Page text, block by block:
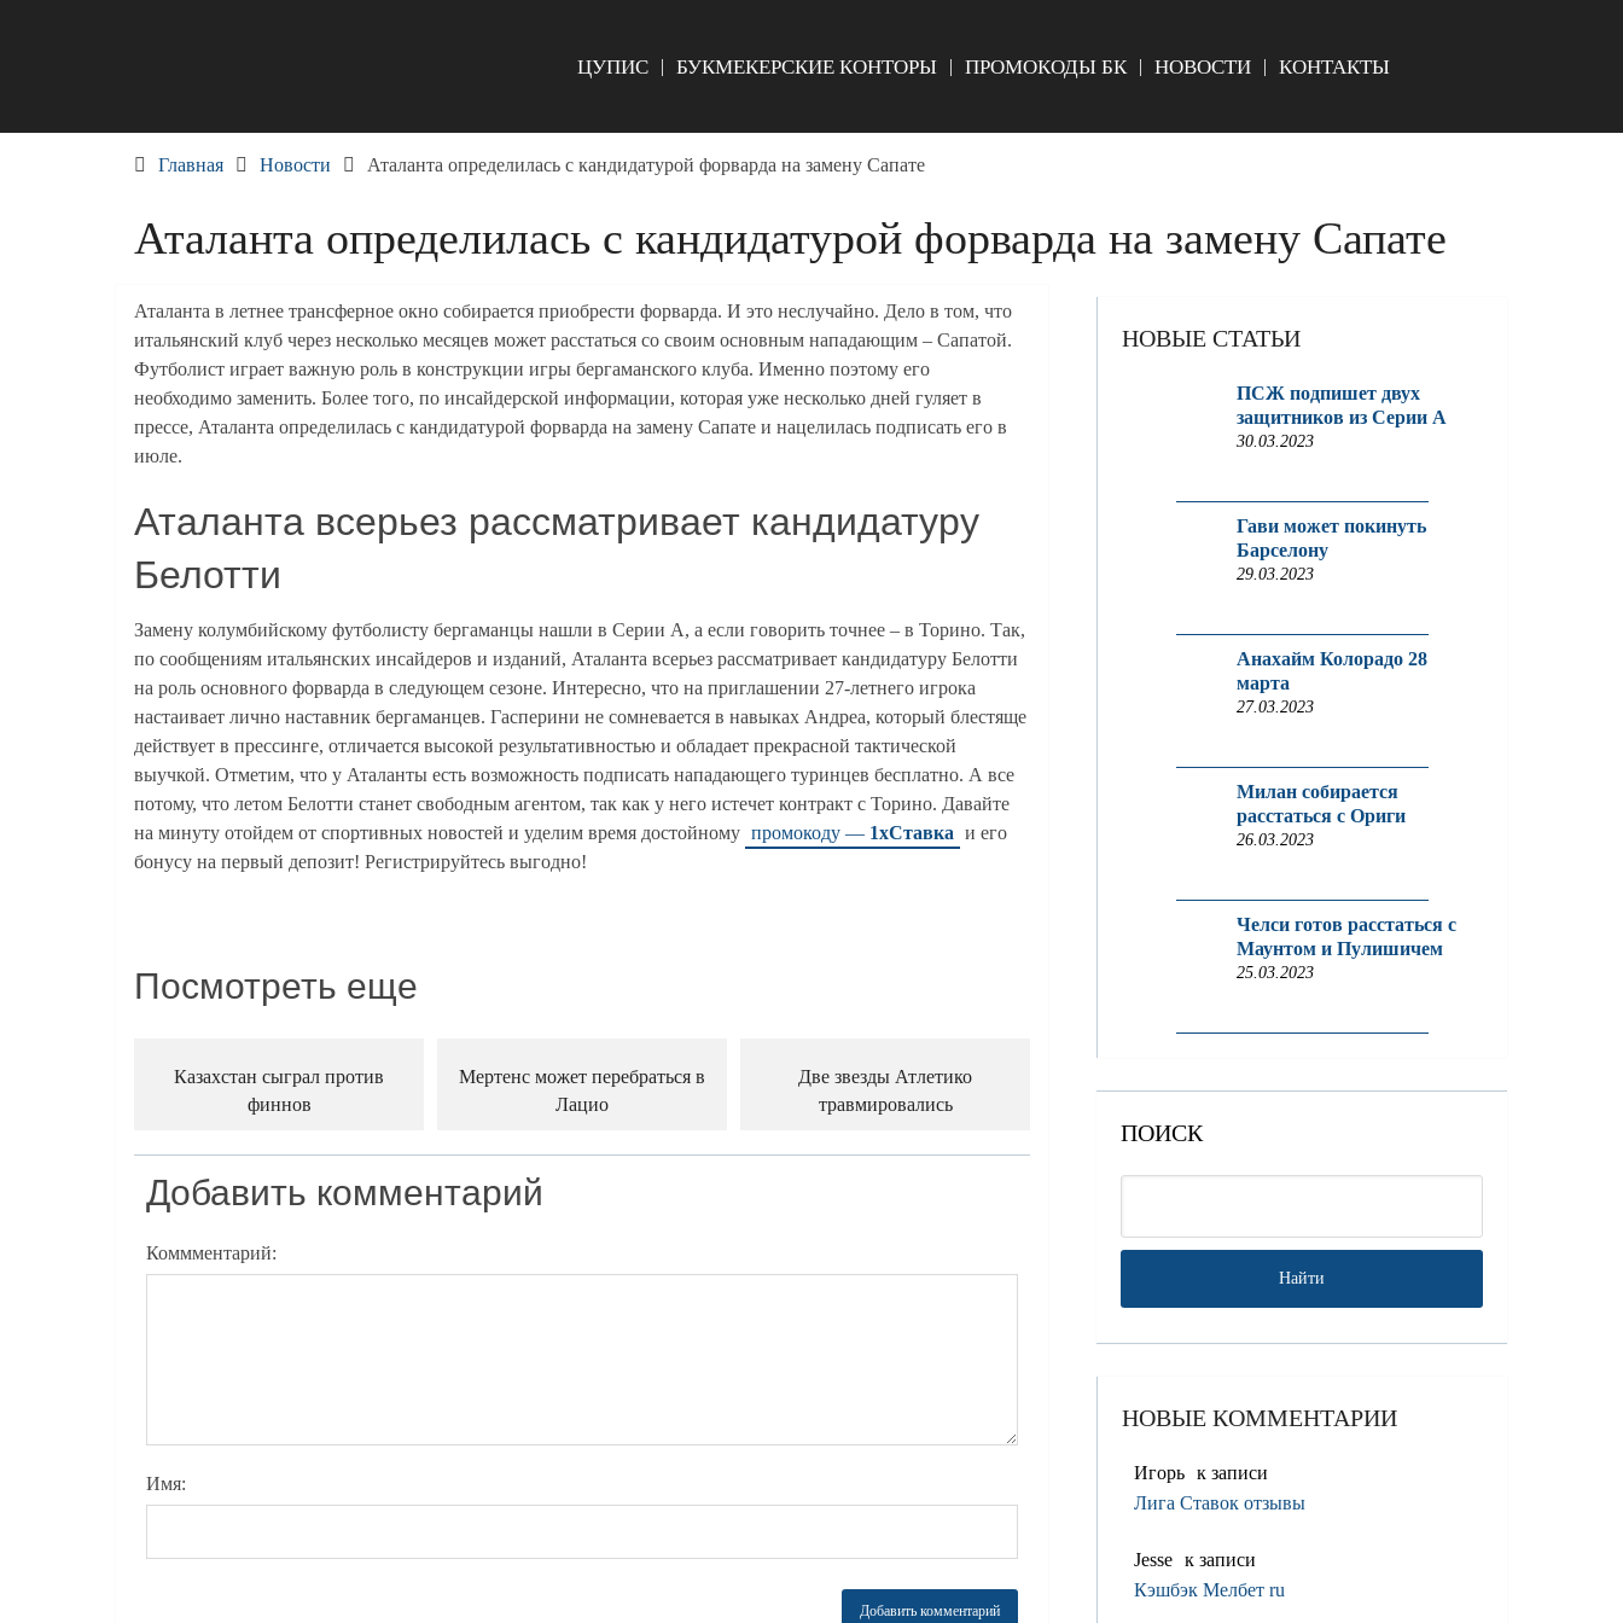
ЦУПИС БУКМЕКЕРСКИЕ КОНТОРЫ ПРОМОКОДЫ БК НОВОСТИ КОНТАКТЫ
Главная Новости Аталанта определилась с кандидатурой форварда на замену Сапате
Аталанта определилась с кандидатурой форварда на замену Сапате
Аталанта в летнее трансферное окно собирается приобрести форварда. И это неслучайно. Дело в том, что
итальянский клуб через несколько месяцев может расстаться со своим основным нападающим – Сапатой.
Футболист играет важную роль в конструкции игры бергаманского клуба. Именно поэтому его
необходимо заменить. Более того, по инсайдерской информации, которая уже несколько дней гуляет в
прессе, Аталанта определилась с кандидатурой форварда на замену Сапате и нацелилась подписать его в
июле.
Аталанта всерьез рассматривает кандидатуру
Белотти
Замену колумбийскому футболисту бергаманцы нашли в Серии A, а если говорить точнее – в Торино. Так,
по сообщениям итальянских инсайдеров и изданий, Аталанта всерьез рассматривает кандидатуру Белотти
на роль основного форварда в следующем сезоне. Интересно, что на приглашении 27-летнего игрока
настаивает лично наставник бергаманцев. Гасперини не сомневается в навыках Андреа, который блестяще
действует в прессинге, отличается высокой результативностью и обладает прекрасной тактической
выучкой. Отметим, что у Аталанты есть возможность подписать нападающего туринцев бесплатно. А все
потому, что летом Белотти станет свободным агентом, так как у него истечет контракт с Торино. Давайте
на минуту отойдем от спортивных новостей и уделим время достойному промокоду — 1хСтавка и его
бонусу на первый депозит! Регистрируйтесь выгодно!
Посмотреть еще
Казахстан сыграл против
финнов
Мертенс может перебраться в
Лацио
Две звезды Атлетико
травмировались
Добавить комментарий
Коммментарий:
Имя:
НОВЫЕ СТАТЬИ
ПСЖ подпишет двух
защитников из Серии A
30.03.2023
Гави может покинуть
Барселону
29.03.2023
Анахайм Колорадо 28
марта
27.03.2023
Милан собирается
расстаться с Ориги
26.03.2023
Челси готов расстаться с
Маунтом и Пулишичем
25.03.2023
ПОИСК
НОВЫЕ КОММЕНТАРИИ
Игорь к записи
Лига Ставок отзывы
Jesse к записи
Кэшбэк Мелбет ru